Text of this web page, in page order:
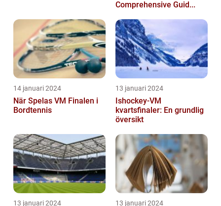
Comprehensive Guid...
14 januari 2024
När Spelas VM Finalen i
Bordtennis
13 januari 2024
Ishockey-VM
kvartsfinaler: En grundlig
översikt
13 januari 2024 13 januari 2024